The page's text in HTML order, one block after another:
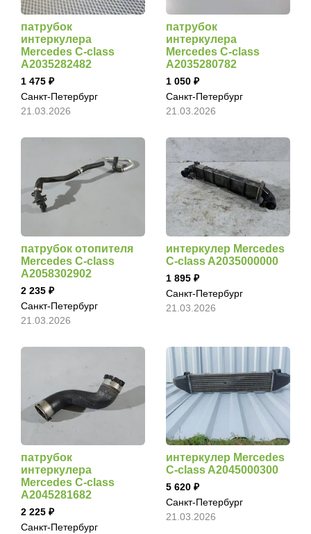
патрубок
интеркулера
Mercedes C-class
A2035282482
1 475
Санкт-Петербург
21.03.2026
патрубок
интеркулера
Mercedes C-class
A2035280782
1 050
Санкт-Петербург
21.03.2026
патрубок отопителя
Mercedes C-class
A2058302902
2 235
Санкт-Петербург
21.03.2026
интеркулер Mercedes
C-class A2035000000
1 895
Санкт-Петербург
21.03.2026
патрубок
интеркулера
Mercedes C-class
A2045281682
2 225
Санкт-Петербург
интеркулер Mercedes
C-class A2045000300
5 620
Санкт-Петербург
21.03.2026